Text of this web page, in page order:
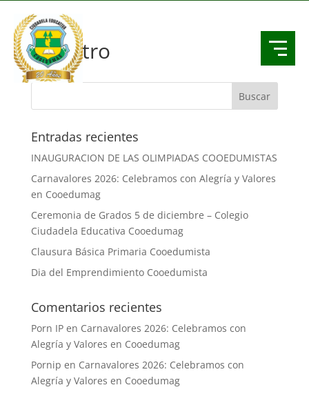
Registro
Entradas recientes
INAUGURACION DE LAS OLIMPIADAS COOEDUMISTAS
Carnavalores 2026: Celebramos con Alegría y Valores
en Cooedumag
Ceremonia de Grados 5 de diciembre – Colegio
Ciudadela Educativa Cooedumag
Clausura Básica Primaria Cooedumista
Dia del Emprendimiento Cooedumista
Comentarios recientes
Porn IPen Carnavalores 2026: Celebramos con
Alegría y Valores en Cooedumag
Pornip en Carnavalores 2026: Celebramos con
Alegría y Valores en Cooedumag